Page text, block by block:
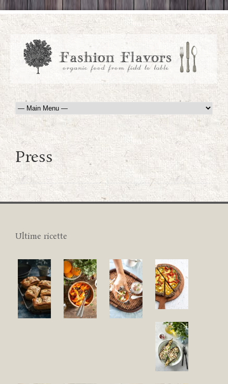
Press
Ultime ricette